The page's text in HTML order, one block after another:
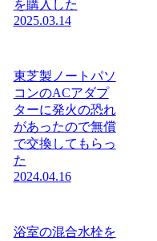
を購入した
2025.03.14
東芝製ノートパソ
コンのACアダプ
ターに発火の恐れ
があったので無償
で交換してもらっ
た
2024.04.16
浴室の混合水栓を